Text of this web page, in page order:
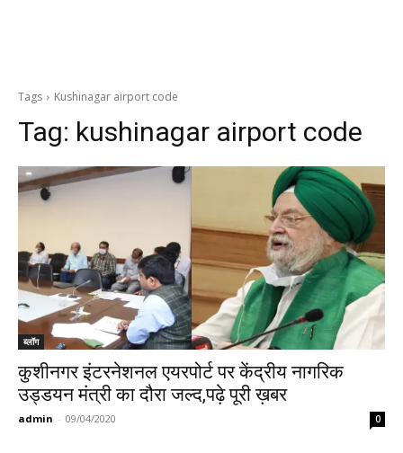
Tags Kushinagar airport code
Tag: kushinagar airport code
ब्लॉग
कुशीनगर इंटरनेशनल एयरपोर्ट पर केंद्रीय नागरिक
उड्डयन मंत्री का दौरा जल्द,पढ़े पूरी ख़बर
admin - 09/04/2020 0